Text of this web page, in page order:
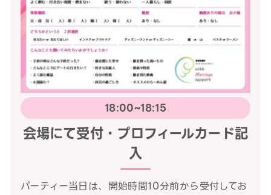
18:00~18:15
会場にて受付・プロフィールカード記
入
パーティー当日は、開始時間10分前から受付してお